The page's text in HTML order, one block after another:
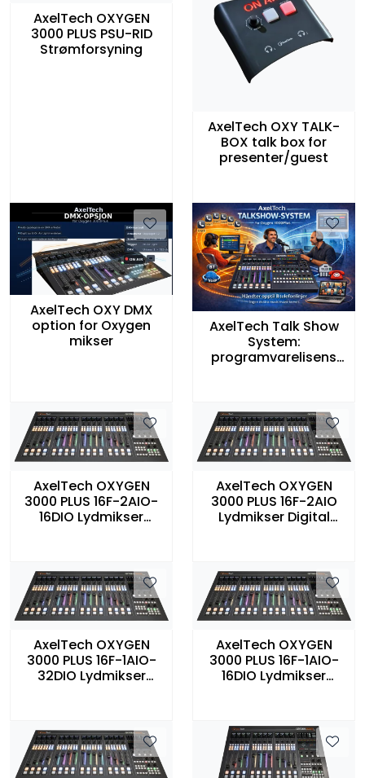
AxelTech OXYGEN
3000 PLUS PSU-RID
Strømforsyning
AxelTech OXY TALK-
BOX talk box for
presenter/guest
AxelTech OXY DMX
option for Oxygen
mikser
AxelTech Talk Show
System:
programvarelisens
AxelTech OXYGEN
3000 PLUS 16F-2AIO-
16DIO Lydmikser
AxelTech OXYGEN
3000 PLUS 16F-2AIO
Lydmikser Digital
AxelTech OXYGEN
3000 PLUS 16F-1AIO-
32DIO Lydmikser
AxelTech OXYGEN
3000 PLUS 16F-1AIO-
16DIO Lydmikser
16Dante